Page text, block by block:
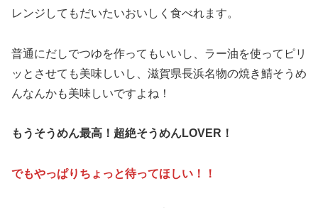
レンジしてもだいたいおいしく食べれます。
普通にだしでつゆを作ってもいいし、ラー油を使ってピリ
ッとさせても美味しいし、滋賀県長浜名物の焼き鯖そうめ
んなんかも美味しいですよね！
もうそうめん最高！超絶そうめんLOVER！
でもやっぱりちょっと待ってほしい！！